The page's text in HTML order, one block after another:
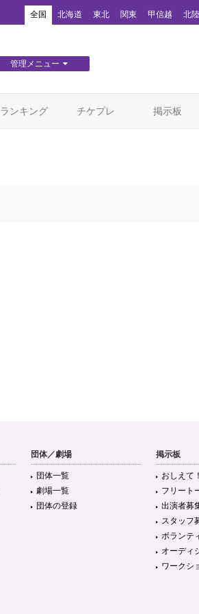
全国 北海道 東北 関東 甲信越 北陸
管理メニュー
ランキング チケプレ 掲示板
団体／劇場
団体一覧
劇場一覧
団体の登録
掲示板
おしえて
フリート
出演者募
スタッフ
ボランテ
オーディ
ワークシ